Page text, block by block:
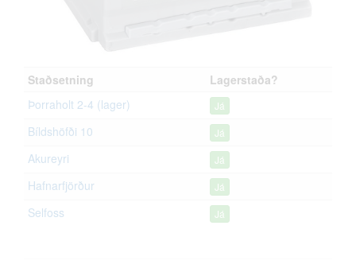
Staðsetning
Lagerstaða?
Þorraholt 2-4 (lager)
Já
Bíldshöfði 10 Já
Akureyri Já
Hafnarfjörður Já
Selfoss Já